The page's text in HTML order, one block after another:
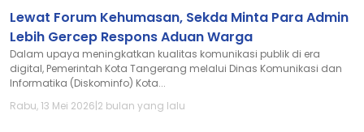
Lewat Forum Kehumasan, Sekda Minta Para Admin
Lebih Gercep Respons Aduan Warga
Dalam upaya meningkatkan kualitas komunikasi publik di era
digital, Pemerintah Kota Tangerang melalui Dinas Komunikasi dan
Informatika (Diskominfo) Kota...
Rabu, 13 Mei 2026|2 bulan yang lalu